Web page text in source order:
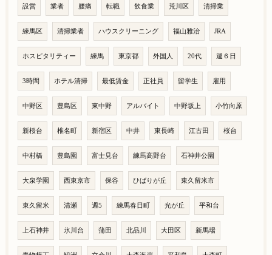
設営 業者 腰痛 転職 飲食業 荒川区 清掃業
練馬区 清掃業者 ハウスクリーニング 福山雅治 JRA
ホスピタリティー 練馬 東京都 外国人 20代 週６日
3時間 ホテル清掃 最低賃金 正社員 留学生 雇用
中野区 豊島区 東中野 アルバイト 中野坂上 小竹向原
新桜台 椎名町 新宿区 中井 東長崎 江古田 桜台
中村橋 豊島園 富士見台 練馬高野台 石神井公園
大泉学園 西東京市 保谷 ひばりが丘 東久留米市
東久留米 清瀬 週5 練馬春日町 光が丘 平和台
上石神井 氷川台 蒲田 北品川 大田区 新馬場